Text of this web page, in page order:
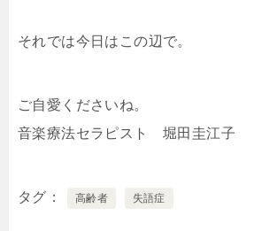
それでは今日はこの辺で。
ご自愛くださいね。
音楽療法セラピスト 堀田圭江子
タグ 高齢者 失語症